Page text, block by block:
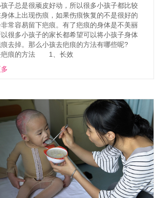
总是很顽皮好动，所以很多小孩子都比较
体上出现伤痕，如果伤痕恢复的不是很好的
常容易留下疤痕。有了疤痕的身体是不美丽
很多小孩子的家长都希望可以将小孩子身体
痕去掉。那么小孩去疤痕的方法有哪些呢?
疤痕的方法 1、长效